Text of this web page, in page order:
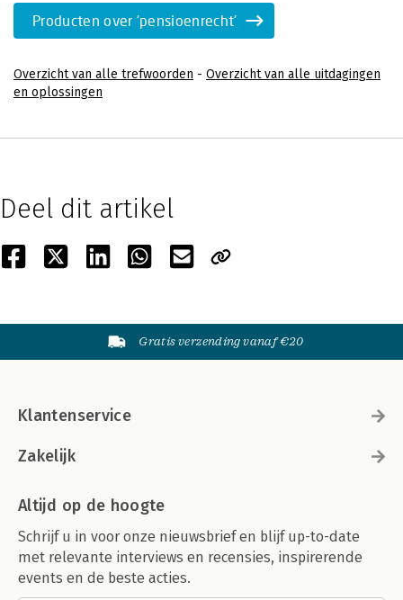
Producten over 'pensioenrecht'
Overzicht van alle trefwoorden - Overzicht van alle uitdagingen
en oplossingen
Deel dit artikel
Gratis verzending vanaf €20
Klantenservice
Zakelijk
Altijd op de hoogte
Schrijf u in voor onze nieuwsbrief en blijf up-to-date
met relevante interviews en recensies, inspirerende
events en de beste acties.